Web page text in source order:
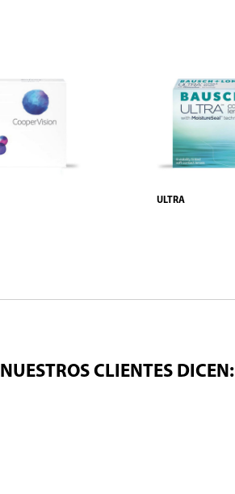
ULTRA
NUESTROS CLIENTES DICEN: